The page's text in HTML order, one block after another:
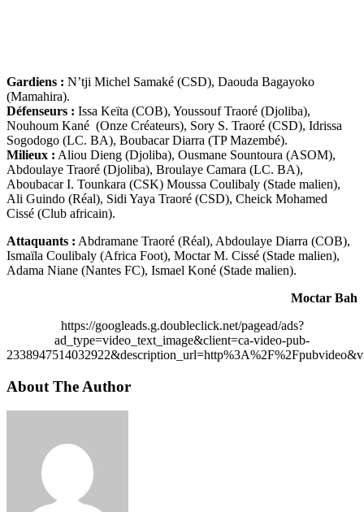
Gardiens : N’tji Michel Samaké (CSD), Daouda Bagayoko
(Mamahira).
Défenseurs : Issa Keïta (COB), Youssouf Traoré (Djoliba),
Nouhoum Kané (Onze Créateurs), Sory S. Traoré (CSD), Idrissa
Sogodogo (LC. BA), Boubacar Diarra (TP Mazembé).
Milieux : Aliou Dieng (Djoliba), Ousmane Sountoura (ASOM),
Abdoulaye Traoré (Djoliba), Broulaye Camara (LC. BA),
Aboubacar I. Tounkara (CSK) Moussa Coulibaly (Stade malien),
Ali Guindo (Réal), Sidi Yaya Traoré (CSD), Cheick Mohamed
Cissé (Club africain).
Attaquants : Abdramane Traoré (Réal), Abdoulaye Diarra (COB),
Ismaïla Coulibaly (Africa Foot), Moctar M. Cissé (Stade malien),
Adama Niane (Nantes FC), Ismael Koné (Stade malien).
Moctar Bah
https://googleads.g.doubleclick.net/pagead/ads?
ad_type=video_text_image&client=ca-video-pub-
About The Author